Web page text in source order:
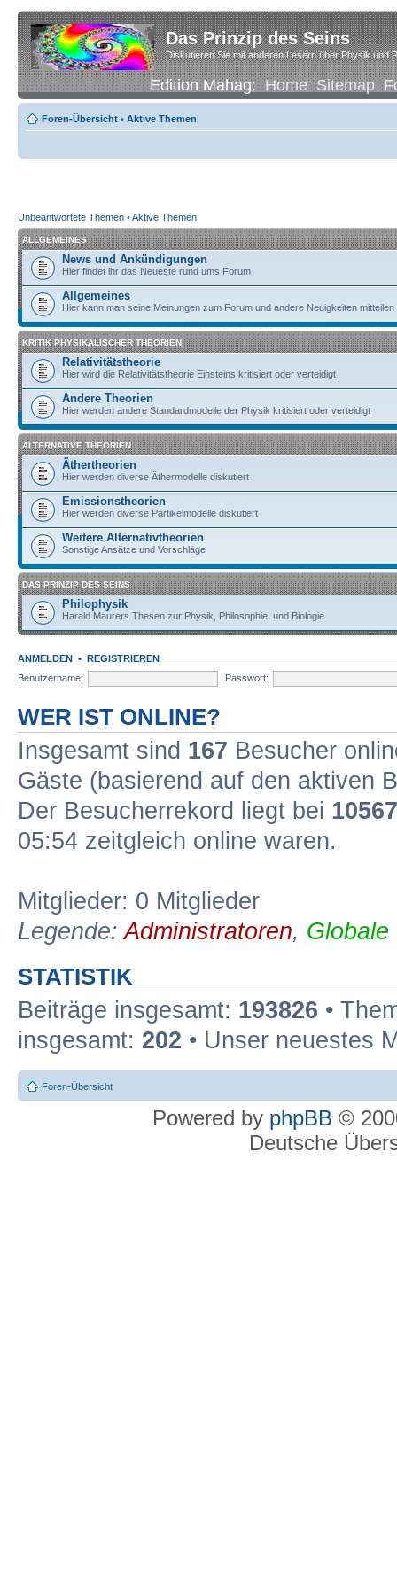
Das Prinzip des Seins
Diskutieren Sie mit anderen Lesern über Physik und
Edition Mahag:Home Sitemap
Foren-Übersicht • Aktive Themen
Unbeantwortete Themen •Aktive Themen
ALLGEMEINES
News und Ankündigungen
Hier findet ihr das Neueste rund ums Forum
Allgemeines
Hier kann man seine Meinungen zum Forum und andere Neuigkeiten mitteilen
KRITIK PHYSIKALISCHER THEORIEN
Relativitätstheorie
Hier wird die Relativitätstheorie Einsteins kritisiert oder verteidigt
Andere Theorien
Hier werden andere Standardmodelle der Physik kritisiert oder verteidigt
ALTERNATIVE THEORIEN
Äthertheorien
Hier werden diverse Äthermodelle diskutiert
Emissionstheorien
Hier werden diverse Partikelmodelle diskutiert
Weitere Alternativtheorien
Sonstige Ansätze und Vorschläge
DAS PRINZIP DES SEINS
Philophysik
Harald Maurers Thesen zur Physik, Philosophie, und Biologie
ANMELDEN • REGISTRIEREN
Benutzername:
Passwort:
WER IST ONLINE?
Insgesamt sind 167 Besucher
Gäste (basierend auf den aktiven
Der Besucherrekord liegt bei 10567
05:54 zeitgleich online waren.
Mitglieder: 0 Mitglieder
Legende:Administratoren, Globale
STATISTIK
Beiträge insgesamt: 193826 •
insgesamt: 202 • Unser neuestes
Foren-Übersicht
Powered by phpBB ©
Deutsche